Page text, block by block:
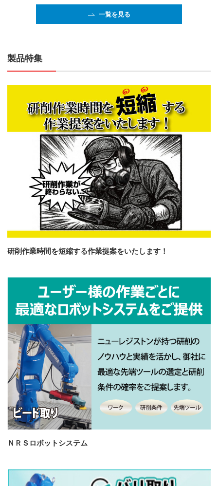
一覧を見る
製品特集
研削作業時間を短縮する作業提案をいたします！
ＮＲＳロボットシステム